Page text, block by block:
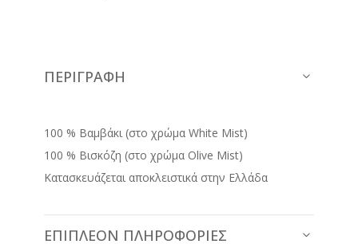
ΠΕΡΙΓΡΑΦΉ
100 % Βαμβάκι (στo χρώμα White Mist)
100 % Βισκόζη (στο χρώμα Olive Mist)
Κατασκευάζεται αποκλειστικά στην Ελλάδα
ΕΠΙΠΛΈΟΝ ΠΛΗΡΟΦΟΡΊΕΣ